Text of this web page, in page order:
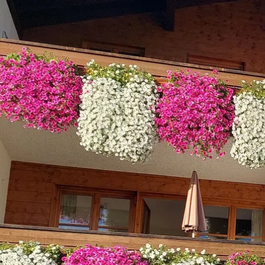
Wandern & Gipfelglück
Radfahren &
Mountainbiken
Chiemsee &
Aktivitäten für die Familie
Winter
Golfen
Leben &
&
Orte